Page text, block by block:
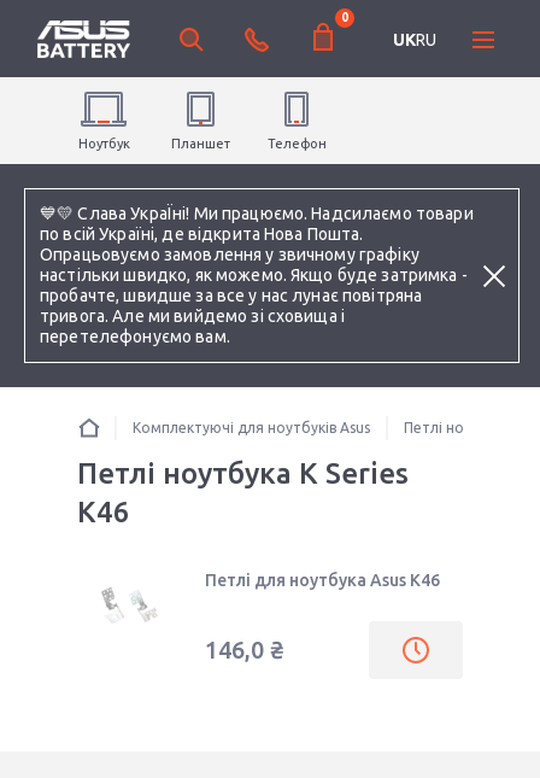
💙💛 Слава УкраЇні! Ми працюємо. Надсилаємо товари
по всій Україні, де відкрита Нова Пошта.
Опрацьовуємо замовлення у звичному графіку
настільки швидко, як можемо. Якщо буде затримка -
пробачте, швидше за все у нас лунає повітряна
тривога. Але ми вийдемо зі сховища і
перетелефонуємо вам.
0
UKRU
Ноутбук Планшет Телефон
Комплектуючі для ноутбуків Asus Петлі ноутбука
Петлі ноутбука K Series
K46
Петлі для ноутбука Asus K46
146,0 ₴